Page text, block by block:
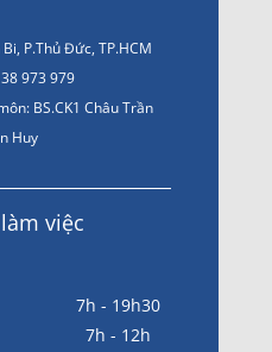
P.Thủ Đức, TP.HCM
973 979
BS.CK1 Châu Trần
Huy
việc
7h - 19h30
7h - 12h